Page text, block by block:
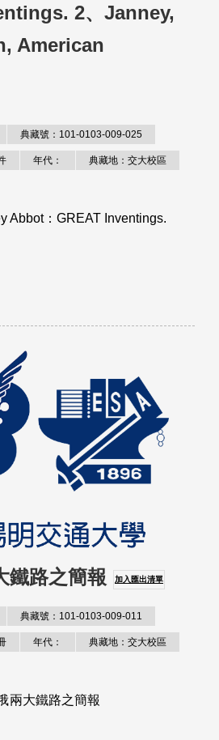
2、Janney,
American
典藏號：101-0103-009-025
年代： 典藏地：交大校區
Abbot：GREAT Inventings.
鐵路之簡報 加入匯出清單
典藏號：101-0103-009-011
年代： 典藏地：交大校區
兩大鐵路之簡報